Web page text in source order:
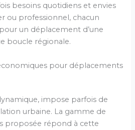
besoins quotidiens et envies
ou professionnel, chacun
un déplacement d’une
boucle régionale.
pour déplacements
impose parfois de
urbaine. La gamme de
proposée répond à cette